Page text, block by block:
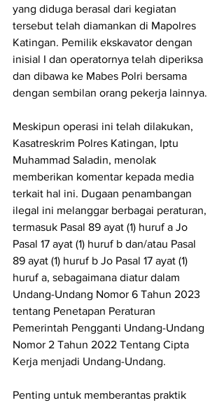
yang diduga berasal dari kegiatan
tersebut telah diamankan di Mapolres
Katingan. Pemilik ekskavator dengan
inisial I dan operatornya telah diperiksa
dan dibawa ke Mabes Polri bersama
dengan sembilan orang pekerja lainnya.
Meskipun operasi ini telah dilakukan,
Kasatreskrim Polres Katingan, Iptu
Muhammad Saladin, menolak
memberikan komentar kepada media
terkait hal ini. Dugaan penambangan
ilegal ini melanggar berbagai peraturan,
termasuk Pasal 89 ayat (1) huruf a Jo
Pasal 17 ayat (1) huruf b dan/atau Pasal
89 ayat (1) huruf b Jo Pasal 17 ayat (1)
huruf a, sebagaimana diatur dalam
Undang-Undang Nomor 6 Tahun 2023
tentang Penetapan Peraturan
Pemerintah Pengganti Undang-Undang
Nomor 2 Tahun 2022 Tentang Cipta
Kerja menjadi Undang-Undang.
Penting untuk memberantas praktik